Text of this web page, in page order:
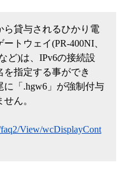
貸与されるひかり電
トウェイ(PR-400NI、
ど)は、IPv6の接続設
指定する事ができ
「.hgw6」が強制付与
せん。
View/wcDisplayCont